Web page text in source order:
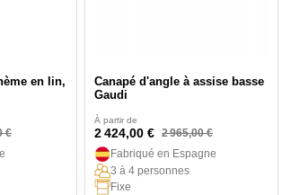
en lin,
€
Canapé d'angle à assise basse
Gaudi
À partir de
2 424,00 € 2 965,00 €
Fabriqué en Espagne
3 à 4 personnes
Fixe